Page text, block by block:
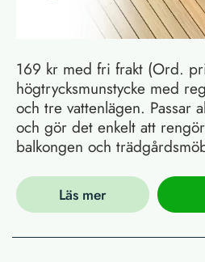
169 kr med fri frakt (Ord.
högtrycksmunstycke med
och tre vattenlägen. Passar
och gör det enkelt att
balkongen och
Läs mer